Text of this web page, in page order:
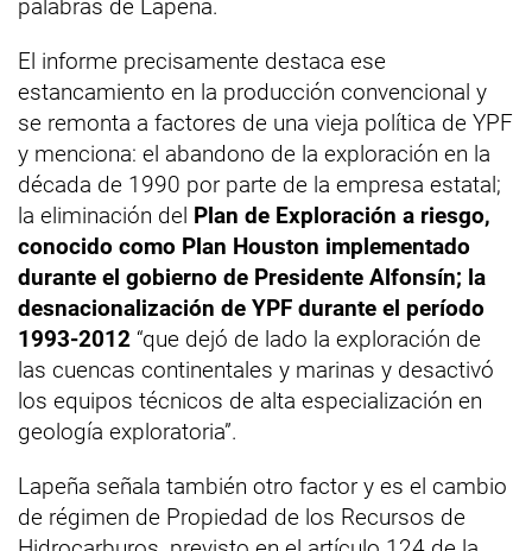
palabras de Lapeña.
El informe precisamente destaca ese
estancamiento en la producción convencional y
se remonta a factores de una vieja política de YPF
y menciona: el abandono de la exploración en la
década de 1990 por parte de la empresa estatal;
la eliminación del Plan de Exploración a riesgo,
conocido como Plan Houston implementado
durante el gobierno de Presidente Alfonsín; la
desnacionalización de YPF durante el período
1993-2012 “que dejó de lado la exploración de
las cuencas continentales y marinas y desactivó
los equipos técnicos de alta especialización en
geología exploratoria”.
Lapeña señala también otro factor y es el cambio
de régimen de Propiedad de los Recursos de